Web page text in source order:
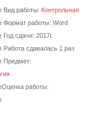
Вид работы: Контрольная
Формат работы: Word
Год сдачи: 2017г.
Работа сдавалась 1 раз
Предмет:
Оценка работы: